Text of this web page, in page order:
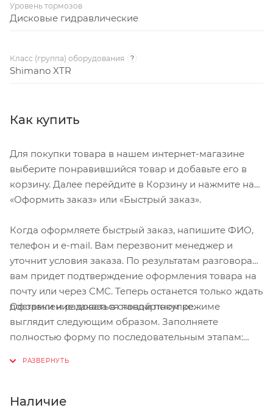
Уровень тормозов
Дисковые гидравлические
Класс (группа) оборудования ?
Shimano XTR
Как купить
Для покупки товара в нашем интернет-магазине
выберите понравившийся товар и добавьте его в
корзину. Далее перейдите в Корзину и нажмите на
«Оформить заказ» или «Быстрый заказ».
Когда оформляете быстрый заказ, напишите ФИО,
телефон и e-mail. Вам перезвонит менеджер и
уточнит условия заказа. По результатам разговора
вам придет подтверждение оформления товара на
почту или через СМС. Теперь останется только ждать
доставки и радоваться новой покупке.
Оформление заказа в стандартном режиме
выглядит следующим образом. Заполняете
полностью форму по последовательным этапам:
Нажмите кнопку «Оформить заказ».
Наличие